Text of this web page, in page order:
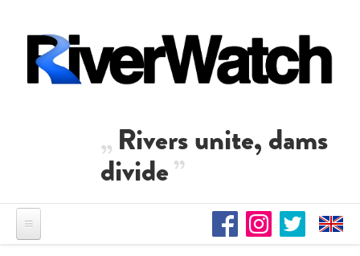
Rivers unite, dams
divide